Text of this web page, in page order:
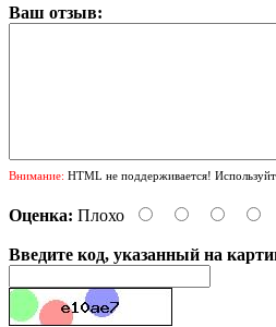
Ваш отзыв:
Внимание: HTML не поддерживается!
Оценка: Плохо
Введите код, указанный на